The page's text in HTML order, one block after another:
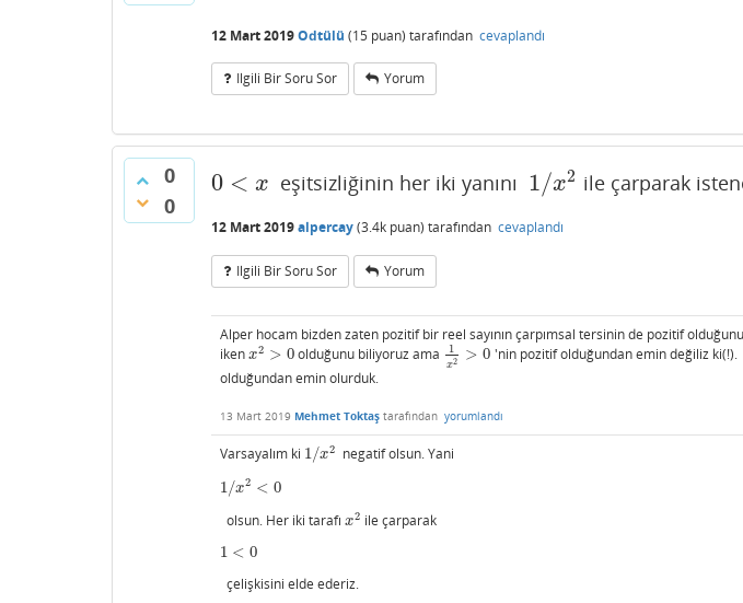
12 Mart 2019Odtülü (15 puan) tarafından cevaplandı
Ilgili Bir Soru Sor Yorum
0
0
0 < x
0<x eşitsizliğinin her iki yanını 1/x2
1/x2 ile çarparak
12 Mart 2019alpercay(3.4k puan) tarafından cevaplandı
Ilgili Bir Soru Sor Yorum
Alper hocam bizden zaten pozitif bir reel sayının çarpımsal tersinin de pozitif
iken x2 > 0
x2> 0 olduğunu biliyoruz ama 1
x2 > 0
1x2 >0 'nin pozitif olduğundan emin değiliz ki(!).
olduğundan emin olurduk.
13 Mart 2019 Mehmet Toktaş tarafından yorumlandı
Varsayalım ki 1/x2
1/x2
negatif olsun. Yani
1/x2 < 0
1/x2 <0
olsun. Her iki tarafı x2
x2 ile çarparak
1 < 0
1<0
çelişkisini elde ederiz.